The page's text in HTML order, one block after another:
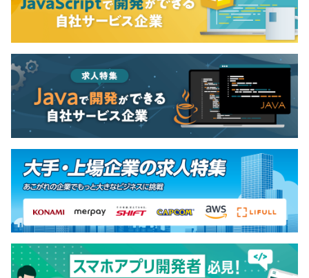
・半期ごとの目標設定、1on1などにおける振り返りによ
る評価をおこなっています。
・エンジニアは、スペシャリストとしてのキャリアとマネ
ジメント（EMまたはPdM）のキャリアの大きく2つのパタ
ーンが存在し、自身の意向に沿ったキャリアパスが用意さ
れております。
・開発本部長
・エンジニア : 9名
・PdM : 3名
・EM : 1名
・デザイナー : 1名
・開発事務 : 1名